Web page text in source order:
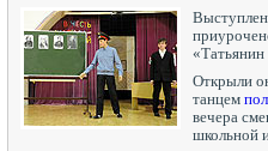
«Татьянин
Открыли
танцем
вечера
школьной